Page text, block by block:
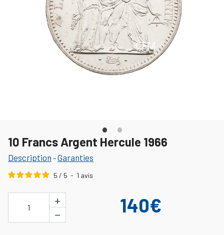
10 Francs Argent Hercule 1966
Description -Garanties
5 / 5 - 1 avis
1
+
−
140€